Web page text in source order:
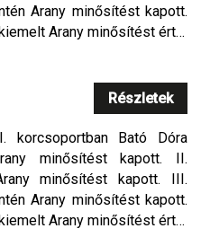
Arany minősítést kapott.
Arany minősítést ért…
Részletek
korcsoportban Bató Dóra
minősítést kapott. II.
minősítést kapott. III.
Arany minősítést kapott.
Arany minősítést ért…